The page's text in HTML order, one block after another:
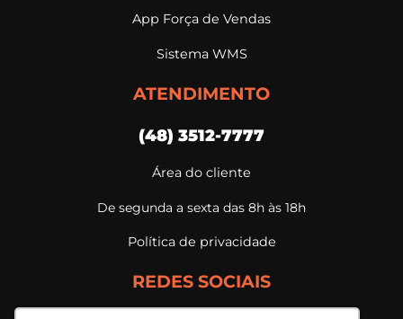
App Força de Vendas
Sistema WMS
ATENDIMENTO
(48) 3512-7777
Área do cliente
De segunda a sexta das 8h às 18h
Política de privacidade
REDES SOCIAIS